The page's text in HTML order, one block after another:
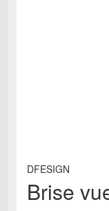
DFESIGN
Brise